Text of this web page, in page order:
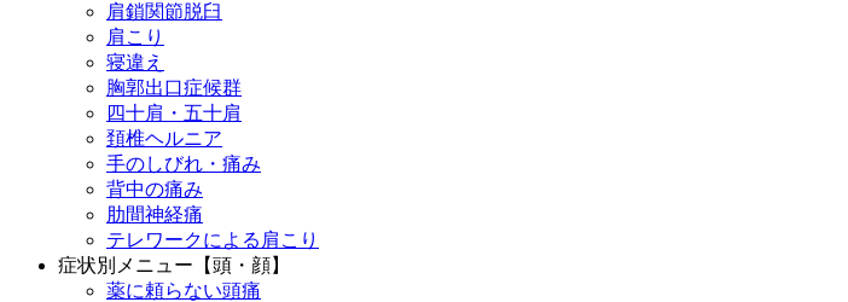
肩鎖関節脱臼
肩こり
寝違え
胸郭出口症候群
四十肩・五十肩
頚椎ヘルニア
手のしびれ・痛み
背中の痛み
肋間神経痛
テレワークによる肩こり
症状別メニュー【頭・顔】
薬に頼らない頭痛